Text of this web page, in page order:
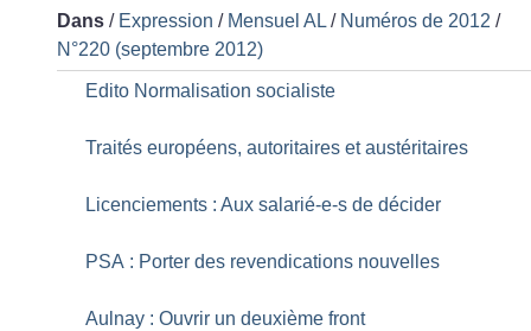
Dans / Expression / Mensuel AL / Numéros de 2012 /
N°220 (septembre 2012)
Edito Normalisation socialiste
Traités européens, autoritaires et austéritaires
Licenciements : Aux salarié-e-s de décider
PSA : Porter des revendications nouvelles
Aulnay : Ouvrir un deuxième front